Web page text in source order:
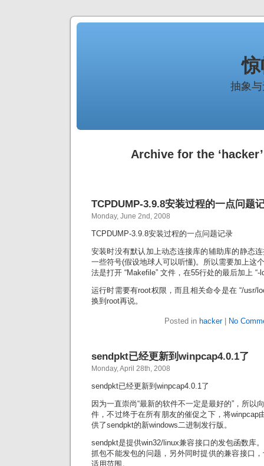
抽象
Archive for the
TCPDUMP-3.9.8安装过程的一点问题
Monday, June 2nd, 2008
TCPDUMP-3.9.8安装过程的一点问题记录
安装时没有默认加上动态连接库的辅助库的静态
一些符号(假设地球人可以听懂)。所以需要加上这
法是打开 “Makefile” 文件，在55行处的最后加上 “-
运行时需要有root权限，而且相关命令是在 “/usr/
换到root再说。
Posted in hacker| No
sendpkt已经更新到winpcap4.0.1了
Monday, April 28th, 2008
sendpkt已经更新到winpcap4.0.1了
因为一直崇尚“最新的软件不一定是最好的”，所以
件，不过终于在所有朋友的催促之下，将winpcap
供了sendpkt的新windows二进制发行版。
sendpkt是提供win32/linux兼容接口的发包函数库
抓包不能发包的问题，另外同时提供的兼容接口
适用范围。